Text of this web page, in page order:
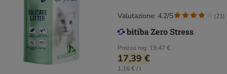
Prezzo reg. 19,47 €
17,39 €
1,16 € / l
Valutazione: 4.2/5 (21)